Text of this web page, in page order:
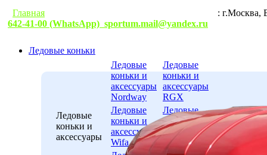
Главная
:
642-41-00 (WhatsApp) sportum.mail@yandex.ru
Ледовые коньки
Ледовые
коньки и
аксессуары
Ледовые
коньки и
аксессуары
Nordway
Ледовые
коньки и
аксессуары
Wifa
Ледовые
коньки и
аксессуары
RGX
Ледовые
коньки и
аксессуары
ICE.COM